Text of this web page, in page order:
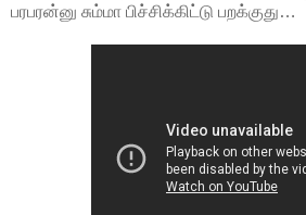
பரபரன்னு சும்மா பிச்சிக்கிட்டு பறக்குது…